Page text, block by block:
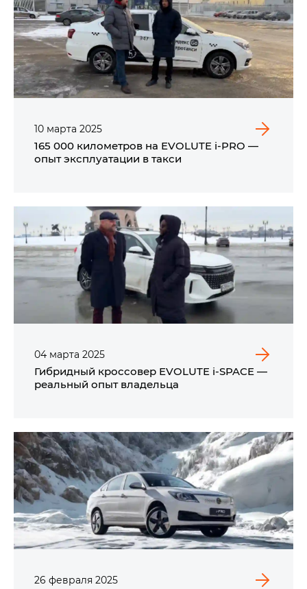
10 марта 2025
165 000 километров на EVOLUTE i‑PRO —
опыт эксплуатации в такси
04 марта 2025
Гибридный кроссовер EVOLUTE i‑SPACE —
реальный опыт владельца
26 февраля 2025